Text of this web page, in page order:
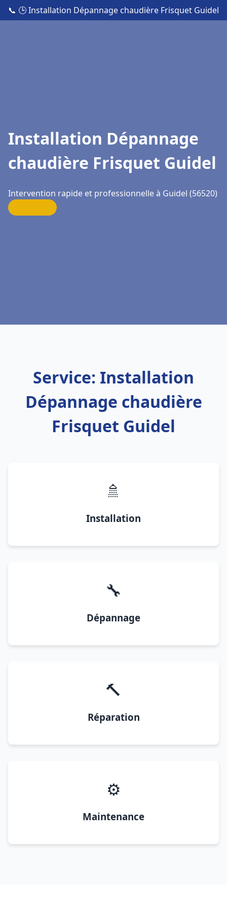
📞 🕒 Installation Dépannage chaudière Frisquet Guidel
Installation Dépannage
chaudière Frisquet Guidel
Intervention rapide et professionnelle à Guidel (56520)
Service: Installation
Dépannage chaudière
Frisquet Guidel
🚿
Installation
🔧
Dépannage
🔨
Réparation
⚙️
Maintenance